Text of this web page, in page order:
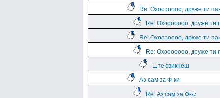
Re: Охооооооо, друже ти пак
Re: Охооооооо, друже ти
Re: Охооооооо, друже ти пак
Re: Охооооооо, друже ти
Ште свикнеш
Аз сам за Ф-ки
Re: Аз сам за Ф-ки